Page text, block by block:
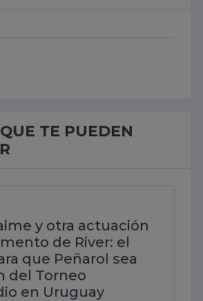
TE PUEDEN
y otra actuación
de River: el
que Peñarol sea
del Torneo
en Uruguay